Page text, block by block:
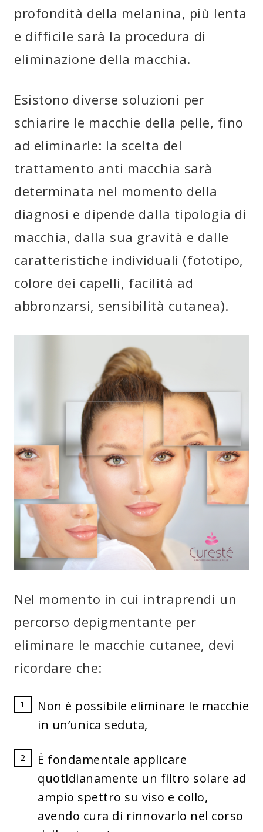
profondità della melanina, più lenta
e difficile sarà la procedura di
eliminazione della macchia.
Esistono diverse soluzioni per
schiarire le macchie della pelle, fino
ad eliminarle: la scelta del
trattamento anti macchia sarà
determinata nel momento della
diagnosi e dipende dalla tipologia di
macchia, dalla sua gravità e dalle
caratteristiche individuali (fototipo,
colore dei capelli, facilità ad
abbronzarsi, sensibilità cutanea).
Nel momento in cui intraprendi un
percorso depigmentante per
eliminare le macchie cutanee, devi
ricordare che:
Non è possibile eliminare le macchie
in un’unica seduta,
È fondamentale applicare
quotidianamente un filtro solare ad
ampio spettro su viso e collo,
avendo cura di rinnovarlo nel corso